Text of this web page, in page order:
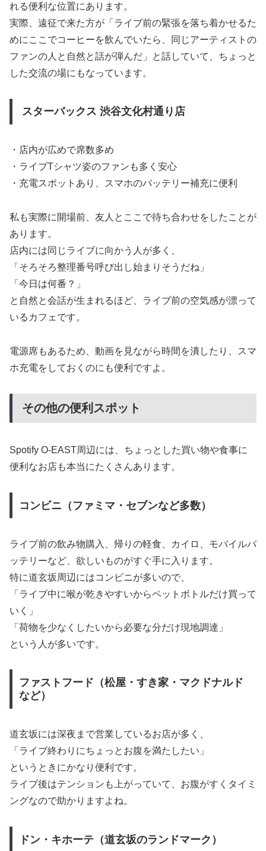
れる便利な位置にあります。
実際、遠征で来た方が「ライブ前の緊張を落ち着かせるた
めにここでコーヒーを飲んでいたら、同じアーティストの
ファンの人と自然と話が弾んだ」と話していて、ちょっと
した交流の場にもなっています。
スターバックス 渋谷文化村通り店
・店内が広めで席数多め
・ライブTシャツ姿のファンも多く安心
・充電スポットあり、スマホのバッテリー補充に便利
私も実際に開場前、友人とここで待ち合わせをしたことが
あります。
店内には同じライブに向かう人が多く、
「そろそろ整理番号呼び出し始まりそうだね」
「今日は何番？」
と自然と会話が生まれるほど、ライブ前の空気感が漂って
いるカフェです。
電源席もあるため、動画を見ながら時間を潰したり、スマ
ホ充電をしておくのにも便利ですよ。
その他の便利スポット
Spotify O-EAST周辺には、ちょっとした買い物や食事に
便利なお店も本当にたくさんあります。
コンビニ（ファミマ・セブンなど多数）
ライブ前の飲み物購入、帰りの軽食、カイロ、モバイルバ
ッテリーなど、欲しいものがすぐ手に入ります。
特に道玄坂周辺にはコンビニが多いので、
「ライブ中に喉が乾きやすいからペットボトルだけ買って
いく」
「荷物を少なくしたいから必要な分だけ現地調達」
という人が多いです。
ファストフード（松屋・すき家・マクドナルド
など）
道玄坂には深夜まで営業しているお店が多く、
「ライブ終わりにちょっとお腹を満たしたい」
というときにかなり便利です。
ライブ後はテンションも上がっていて、お腹がすくタイミ
ングなので助かりますよね。
ドン・キホーテ（道玄坂のランドマーク）